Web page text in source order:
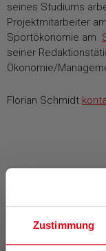
Zustimmung
seines Studiums
Projektmitarbeiter
Sportökonomie am
seiner
Ökonomie/
Florian Schmidt
Das könnte